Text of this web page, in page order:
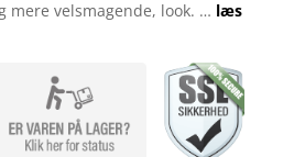
mere velsmagende, look. … læs